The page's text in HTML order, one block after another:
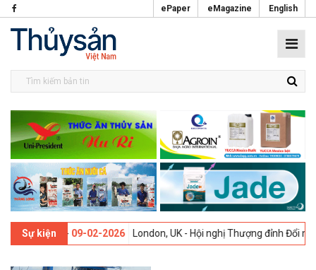
ePaper eMagazine English
Sự kiện
lần thứ 13 -09-02-2026 London, UK - Hội nghị Thượng đỉnh Đổi mới